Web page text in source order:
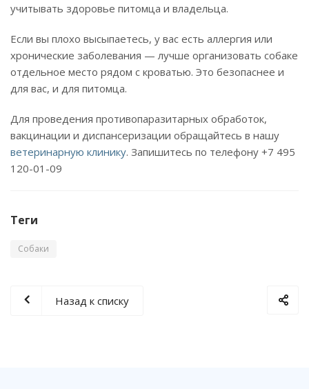
учитывать здоровье питомца и владельца.
Если вы плохо высыпаетесь, у вас есть аллергия или
хронические заболевания — лучше организовать собаке
отдельное место рядом с кроватью. Это безопаснее и
для вас, и для питомца.
Для проведения противопаразитарных обработок,
вакцинации и диспансеризации обращайтесь в нашу
ветеринарную клинику. Запишитесь по телефону +7 495
120-01-09
Теги
Собаки
Назад к списку